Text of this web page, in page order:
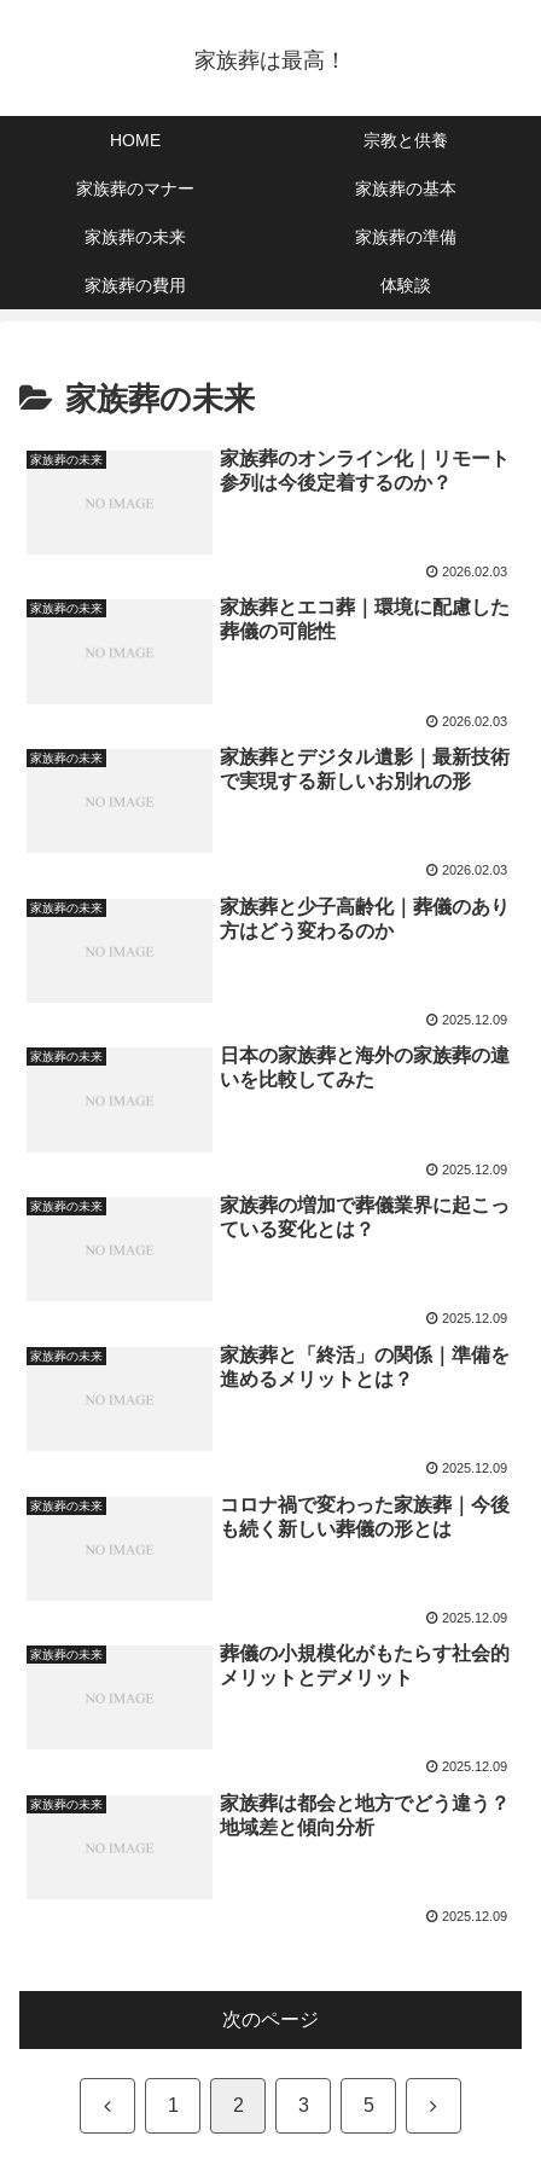
家族葬は最高！
HOME 宗教と供養
家族葬のマナー 家族葬の基本
家族葬の未来 家族葬の準備
家族葬の費用 体験談
家族葬の未来
家族葬の未来
家族葬のオンライン化｜リモート
参列は今後定着するのか？
2026.02.03
家族葬の未来
家族葬とエコ葬｜環境に配慮した
葬儀の可能性
2026.02.03
家族葬の未来
家族葬とデジタル遺影｜最新技術
で実現する新しいお別れの形
2026.02.03
家族葬の未来
家族葬と少子高齢化｜葬儀のあり
方はどう変わるのか
2025.12.09
家族葬の未来
日本の家族葬と海外の家族葬の違
いを比較してみた
2025.12.09
家族葬の未来
家族葬の増加で葬儀業界に起こっ
ている変化とは？
2025.12.09
家族葬の未来
家族葬と「終活」の関係｜準備を
進めるメリットとは？
2025.12.09
家族葬の未来
コロナ禍で変わった家族葬｜今後
も続く新しい葬儀の形とは
2025.12.09
家族葬の未来
葬儀の小規模化がもたらす社会的
メリットとデメリット
2025.12.09
家族葬の未来
家族葬は都会と地方でどう違う？
地域差と傾向分析
2025.12.09
次のページ
前 1 2 3 5 次